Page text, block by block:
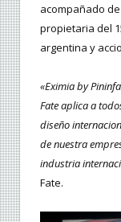
acompañado
propietaria del
argentina y
«Eximia by
Fate aplica a
diseño
de nuestra
industria
Fate.